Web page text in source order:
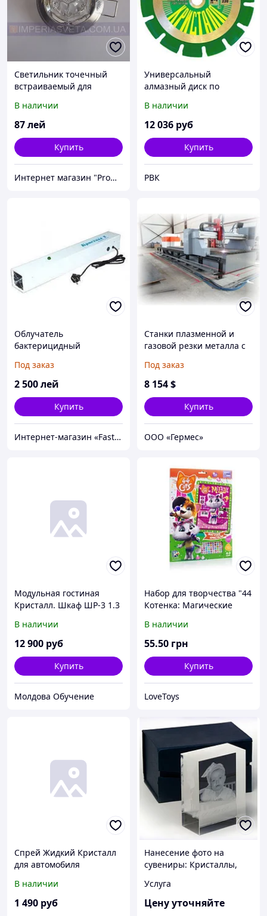
Светильник точечный
встраиваемый для
FERON с кристаллом
MMD-316145
В наличии
87лей
Купить
Интернет магазин "Promtovari"
Универсальный
алмазный диск по
Кристалл 450 мм (Брянск)
В наличии
12 036 руб
Купить
РВК
Облучатель
бактерицидный
(рециркулятор)
Под заказ
2 500лей
Купить
Интернет-магазин «FastShop»
Cтанки плазменной и
газовой резки металла с
углом
Под заказ
8 154$
Купить
ООО «Гермес»
Модульная гостиная
Кристалл. Шкаф ШР-3 1.3
В наличии
12 900 руб
Купить
Молдова Обучение
Набор для творчества "44
Котенка: Магические
В наличии
55.50 грн
Купить
LoveToys
Спрей Жидкий Кристалл
для автомобиля
В наличии
1 490 руб
Нанесение фото на
сувениры: Кристаллы,
таблички
Услуга
Цену уточняйте